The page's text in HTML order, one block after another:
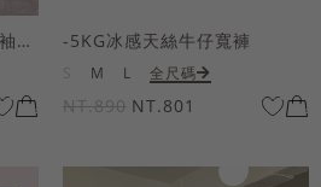
小隻女限定-柔美挖肩荷葉袖魚尾長洋裝 -5KG冰感天絲牛仔寬褲
M L 全尺碼
NT.890 NT.801